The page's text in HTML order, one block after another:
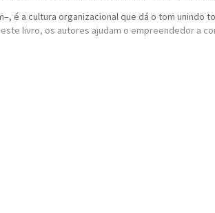
é a cultura organizacional que dá o tom unindo
livro, os autores ajudam o empreendedor a
meuSucesso.com, uma das principais